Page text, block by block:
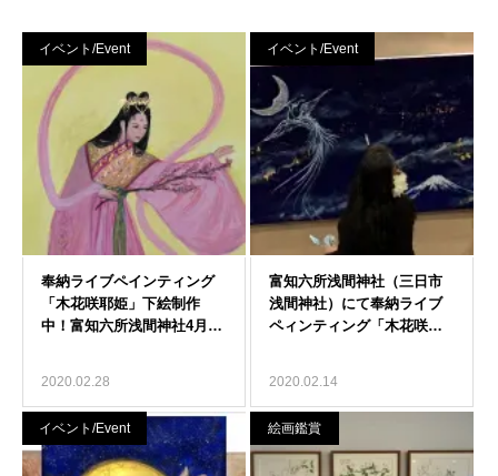
イベント/Event
2020.02.28
イベント/Event
2020.02.14
イベント/Event 絵画鑑賞